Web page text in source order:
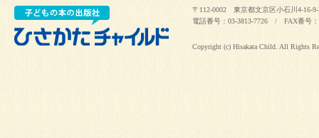
〒112-0002 東京都文京区小石川4-16-9-
電話番号：03-3813-7726 / FAX番号：
Copyright (c) Hisakata Child. All Rights